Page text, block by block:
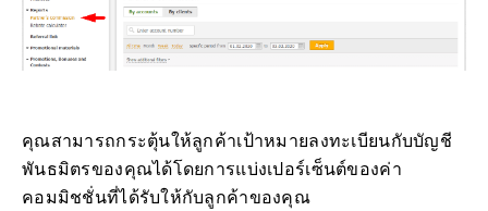
คุณสามารถกระตุ้นให้ลูกค้าเป้าหมายลงทะเบียนกับบัญชี
พันธมิตรของคุณได้โดยการแบ่งเปอร์เซ็นต์ของค่า
คอมมิชชั่นที่ได้รับให้กับลูกค้าของคุณ